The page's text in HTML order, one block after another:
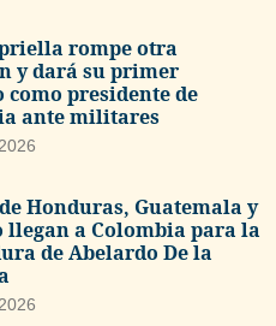
rompe otra
y dará su primer
como presidente de
ante militares
Honduras, Guatemala y
llegan a Colombia para la
de Abelardo De la